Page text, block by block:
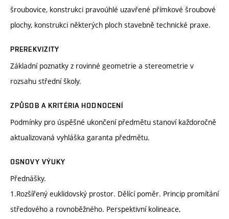
šroubovice, konstrukci pravoúhlé uzavřené přímkové šroubové
plochy, konstrukci některých ploch stavebně technické praxe.
PREREKVIZITY
Základní poznatky z rovinné geometrie a stereometrie v
rozsahu střední školy.
ZPŮSOB A KRITÉRIA HODNOCENÍ
Podmínky pro úspěšné ukončení předmětu stanoví každoročně
aktualizovaná vyhláška garanta předmětu.
OSNOVY VÝUKY
Přednášky.
1.Rozšířený euklidovský prostor. Dělící poměr. Princip promítání
středového a rovnoběžného. Perspektivní kolineace,